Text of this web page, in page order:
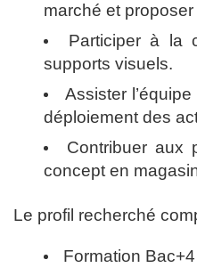
marché et
Participer à la
supports visuels.
Assister
déploiement des
Contribuer aux
concept en
Le profil recherché
Formation